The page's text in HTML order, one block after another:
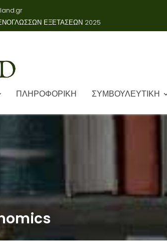
ΕΞΕΤΑΣΕΩΝ 2025
ΠΛΗΡΟΦΟΡΙΚΗ ΣΥΜΒΟΥΛΕΥΤΙΚΗ